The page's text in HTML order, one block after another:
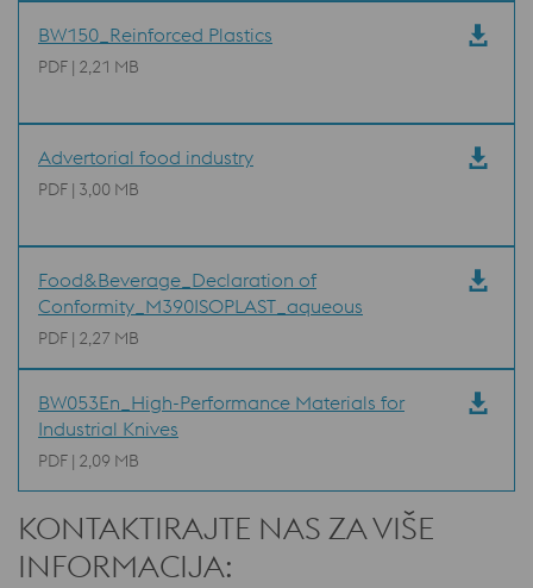
BW150_Reinforced Plastics
PDF | 2,21 MB
Advertorial food industry
PDF | 3,00 MB
Food&Beverage_Declaration of
Conformity_M390ISOPLAST_aqueous
PDF | 2,27 MB
BW053En_High-Performance Materials for
Industrial Knives
PDF | 2,09 MB
KONTAKTIRAJTE NAS ZA VIŠE
INFORMACIJA: